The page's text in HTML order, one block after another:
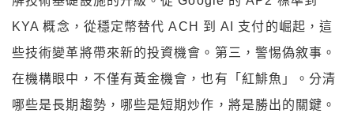
KYA 概念，從穩定幣替代 ACH 到 AI 支付的崛起，這
些技術變革將帶來新的投資機會。第三，警惕偽敘事。
在機構眼中，不僅有黃金機會，也有「紅鯡魚」。分清
哪些是長期趨勢，哪些是短期炒作，將是勝出的關鍵。